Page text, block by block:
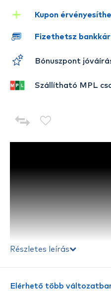
Részletes leírás
Elérhető több
Kupon
Fizethetsz
Bónuszpont
Szállítható MPL